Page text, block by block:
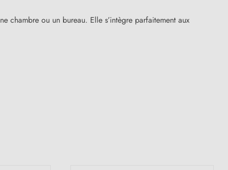
chambre ou un bureau. Elle s’intègre parfaitement aux